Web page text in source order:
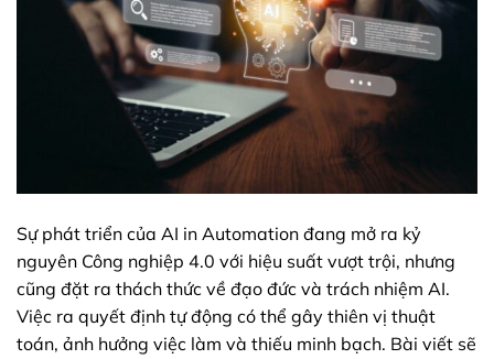
Sự phát triển của AI in Automation đang mở ra kỷ
nguyên Công nghiệp 4.0 với hiệu suất vượt trội, nhưng
cũng đặt ra thách thức về đạo đức và trách nhiệm AI.
Việc ra quyết định tự động có thể gây thiên vị thuật
toán, ảnh hưởng việc làm và thiếu minh bạch. Bài viết sẽ